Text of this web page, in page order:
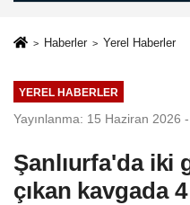
Haberler Yerel Haberler
YEREL HABERLER
Yayınlanma: 15 Haziran 2026
Şanlıurfa'da iki
çıkan kavgada